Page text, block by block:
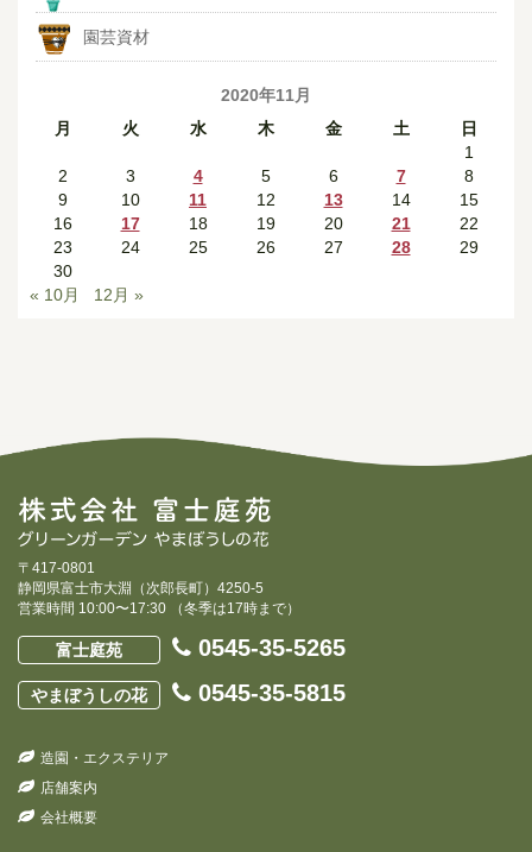
園芸資材
2020年11月
月
火 水 木 金 土
日
1
2
3 4 5 6 7
8
9
10 11 12 13 14
15
16
17 18 19 20 21
22
23
24 25 26 27 28
29
30
« 10月
12月 »
〒417-0801
静岡県富士市大淵（次郎長町）4250-5
営業時間 10:00〜17:30 （冬季は17時まで）
富士庭苑 0545-35-5265
やまぼうしの花 0545-35-5815
造園・エクステリア
店舗案内
会社概要